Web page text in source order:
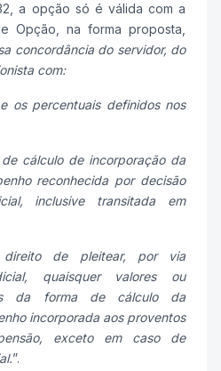
a opção só é válida com a
Opção, na forma proposta,
concordância do servidor, do
com:
os percentuais definidos nos
cálculo de incorporação da
reconhecida por decisão
inclusive transitada em
de pleitear, por via
quaisquer valores ou
da forma de cálculo da
incorporada aos proventos
exceto em caso de
”.